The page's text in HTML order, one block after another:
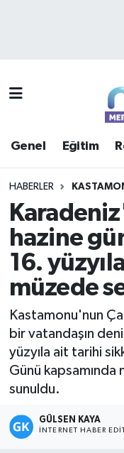
Genel Eğitim
HABERLER
hazine
16.
müzede
Kastamonu'nun
bir vatandaşın
yüzyıla ait tarihi
Günü
sunuldu.
GÜLSEN KAYA
İNTERNET HABER
Güncel
Haberde insan
Kültür - Sanat
Magazin
Mersin
Mersin Tarihi
Mersin Trafik
Süper Lig
Haber Arşivi